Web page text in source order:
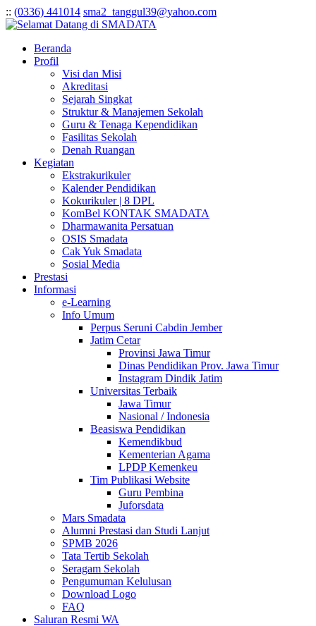
:: (0336) 441014 sma2_tanggul39@yahoo.com
Beranda
Profil
Visi dan Misi
Akreditasi
Sejarah Singkat
Struktur & Manajemen Sekolah
Guru & Tenaga Kependidikan
Fasilitas Sekolah
Denah Ruangan
Kegiatan
Ekstrakurikuler
Kalender Pendidikan
Kokurikuler | 8 DPL
KomBel KONTAK SMADATA
Dharmawanita Persatuan
OSIS Smadata
Cak Yuk Smadata
Sosial Media
Prestasi
Informasi
e-Learning
Info Umum
Perpus Seruni Cabdin Jember
Jatim Cetar
Provinsi Jawa Timur
Dinas Pendidikan Prov. Jawa Timur
Instagram Dindik Jatim
Universitas Terbaik
Jawa Timur
Nasional / Indonesia
Beasiswa Pendidikan
Kemendikbud
Kementerian Agama
LPDP Kemenkeu
Tim Publikasi Website
Guru Pembina
Juforsdata
Mars Smadata
Alumni Prestasi dan Studi Lanjut
SPMB 2026
Tata Tertib Sekolah
Seragam Sekolah
Pengumuman Kelulusan
Download Logo
FAQ
Saluran Resmi WA